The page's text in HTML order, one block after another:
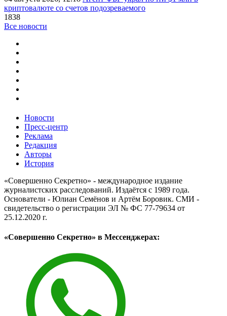
криптовалюте со счетов подозреваемого
1838
Все новости
Новости
Пресс-центр
Реклама
Редакция
Авторы
История
«Совершенно Секретно» - международное издание
журналистских расследований. Издаётся с 1989 года.
Основатели - Юлиан Семёнов и Артём Боровик. CМИ -
свидетельство о регистрации ЭЛ № ФС 77-79634 от
25.12.2020 г.
«Совершенно Секретно» в Мессенджерах: